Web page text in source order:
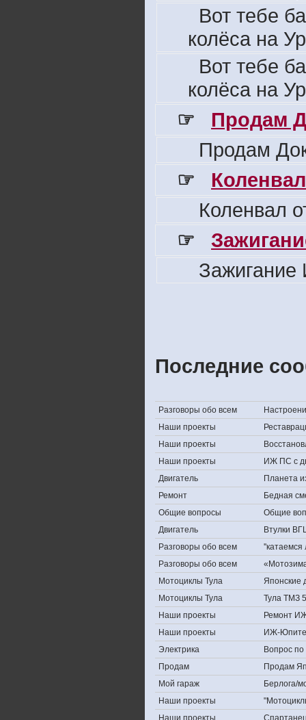
Вот тебе
колёса на
Вот тебе
колёса на
☞
Продам
Продам
☞
Коленвал
☞
Последние
Разговоры обо всем
Наши проекты
Наши проекты
Наши проекты
ИЖ ПС с
Двигатель
Планета
Ремонт
Бедная
Общие вопросы
Общие
Двигатель
Втулки
Разговоры обо всем
Разговоры обо всем
Мотоциклы Тула
Японские
Мотоциклы Тула
Тула ТМЗ
Наши проекты
Ремонт
Наши проекты
ИЖ-
Электрика
Вопрос по
Продам
Продам
Мой гараж
Берлога/
Наши проекты
Наши проекты